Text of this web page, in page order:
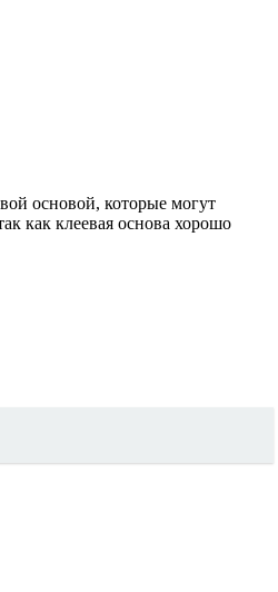
основой, которые могут
как клеевая основа хорошо